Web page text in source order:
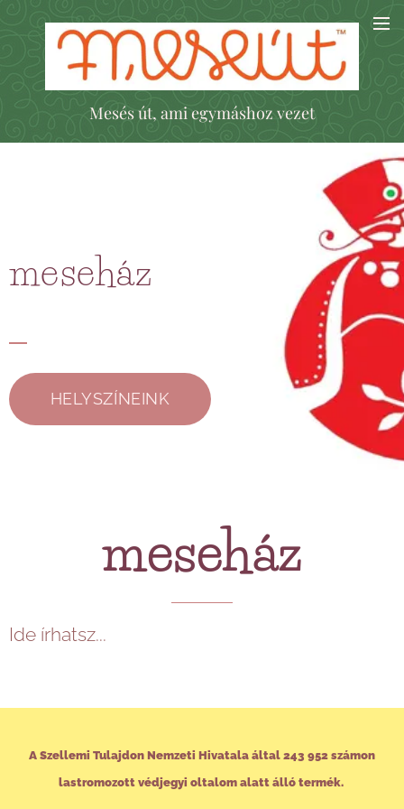
Mesés út, ami egymáshoz vezet
meseház
HELYSZÍNEINK
meseház
Ide írhatsz...
A Szellemi Tulajdon Nemzeti Hivatala által 243 952 számon
lastromozott védjegyi oltalom alatt álló termék.